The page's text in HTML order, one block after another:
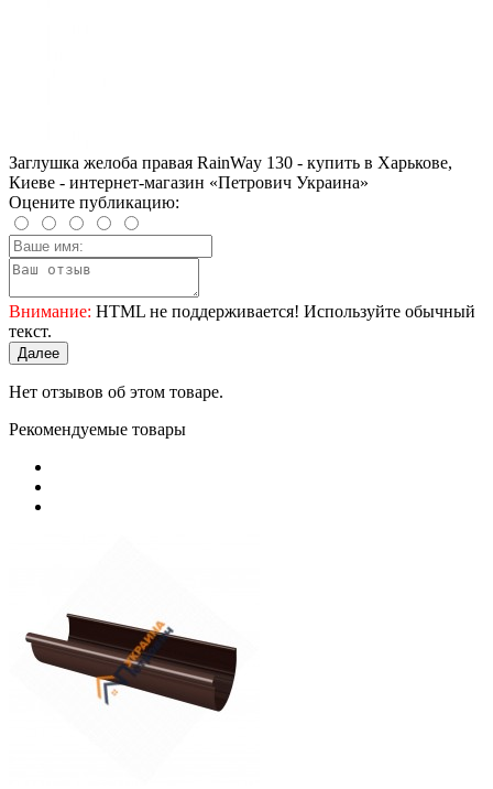
Заглушка желоба правая RainWay 130 - купить в Харькове,
Киеве - интернет-магазин «Петрович Украина»
Оцените публикацию:
Внимание: HTML не поддерживается! Используйте обычный
текст.
Далее
Нет отзывов об этом товаре.
Рекомендуемые товары